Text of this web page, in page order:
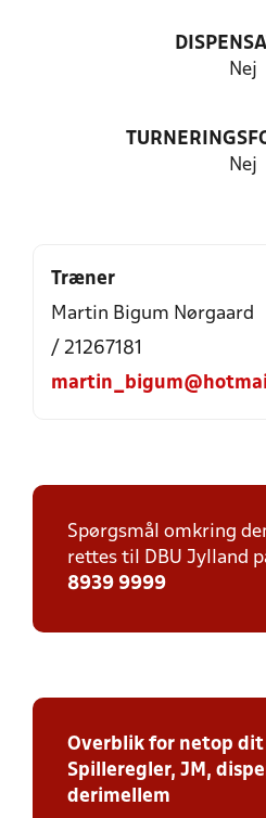
Nej
Nej
Træner
Martin Bigum Nørgaard
/ 21267181
Spørgsmål omkring
rettes til DBU Jylland
8939 9999
Overblik for netop dit
Spilleregler, JM,
derimellem